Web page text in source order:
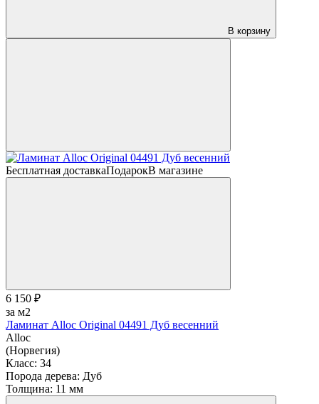
В корзину
Бесплатная доставкаПодарокВ магазине
6 150 ₽
за м2
Ламинат Alloc Original 04491 Дуб весенний
Alloc
(Норвегия)
Класс: 34
Порода дерева: Дуб
Толщина: 11 мм